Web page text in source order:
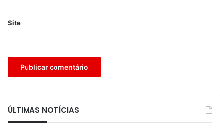
Site
ÚLTIMAS NOTÍCIAS